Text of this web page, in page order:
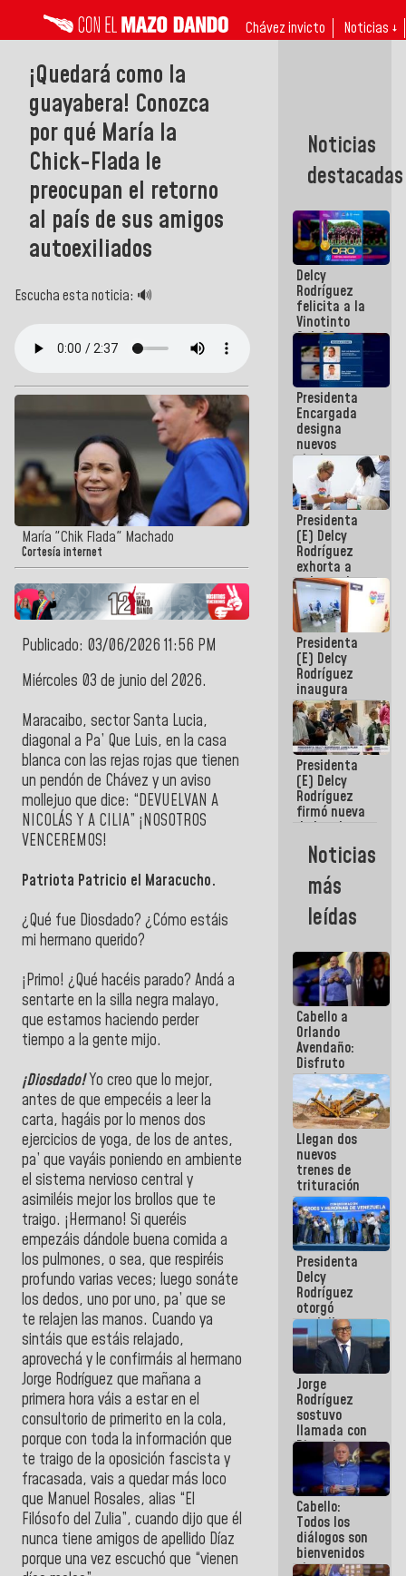
Chávez invicto Noticias ↓
¡Quedará como la
guayabera! Conozca
por qué María la
Chick-Flada le
preocupan el retorno
al país de sus amigos
autoexiliados
Escucha esta noticia: 🔊
María "Chik Flada" Machado
Cortesía internet
Publicado: 03/06/2026 11:56 PM
Miércoles 03 de junio del 2026.
Maracaibo, sector Santa Lucia,
diagonal a Pa’ Que Luis, en la casa
blanca con las rejas rojas que tienen
un pendón de Chávez y un aviso
mollejuo que dice: “DEVUELVAN A
NICOLÁS Y A CILIA” ¡NOSOTROS
VENCEREMOS!
Patriota Patricio el Maracucho.
¿Qué fue Diosdado? ¿Cómo estáis
mi hermano querido?
¡Primo! ¿Qué hacéis parado? Andá a
sentarte en la silla negra malayo,
que estamos haciendo perder
tiempo a la gente mijo.
¡Diosdado!Yo creo que lo mejor,
antes de que empecéis a leer la
carta, hagáis por lo menos dos
ejercicios de yoga, de los de antes,
pa’ que vayáis poniendo en ambiente
el sistema nervioso central y
asimiléis mejor los brollos que te
traigo. ¡Hermano! Si queréis
empezáis dándole buena comida a
los pulmones, o sea, que respiréis
profundo varias veces; luego sonáte
los dedos, uno por uno, pa’ que se
te relajen las manos. Cuando ya
sintáis que estáis relajado,
aprovechá y le confirmáis al hermano
Jorge Rodríguez que mañana a
primera hora váis a estar en el
consultorio de primerito en la cola,
porque con toda la información que
te traigo de la oposición fascista y
fracasada, vais a quedar más loco
que Manuel Rosales, alias “El
Filósofo del Zulia”, cuando dijo que él
nunca tiene amigos de apellido Díaz
porque una vez escuchó que “vienen
Noticias
destacadas
Delcy
Rodríguez
felicita a la
Vinotinto
Sub 20
campeona
frente
México Sub
23 en los
Centroamericanos
Presidenta
Encargada
designa
nuevos
titulares en
Viceministerio
de Energía
Eléctrica y
CORPOELEC
Presidenta
(E) Delcy
Rodríguez
exhorta a
gobernadores
y alcaldes a
edificar
casas para
abuelos
Presidenta
(E) Delcy
Rodríguez
inaugura
casa de los
Abuelos
Primavera
en Caracas
Presidenta
(E) Delcy
Rodríguez
firmó nueva
de Ley de
Arrendamiento
aprobada
por la AN
Noticias
más
leídas
Cabello a
Orlando
Avendaño:
Disfruto
cada vez
que escribes
porque lo
que haces
es
embarrarla
Llegan dos
nuevos
trenes de
trituración
para
optimizar
manejo de
escombros
en La Guaira
Presidenta
Delcy
Rodríguez
otorgó
medalla
"Héroe de
Venezuela"
a servidores
públicos
Jorge
Rodríguez
sostuvo
llamada con
Dinorah
Figuera y
acuerdan
primer
encuentro
presencial
para el
diálogo
Cabello:
Todos los
diálogos son
bienvenidos
siempre que